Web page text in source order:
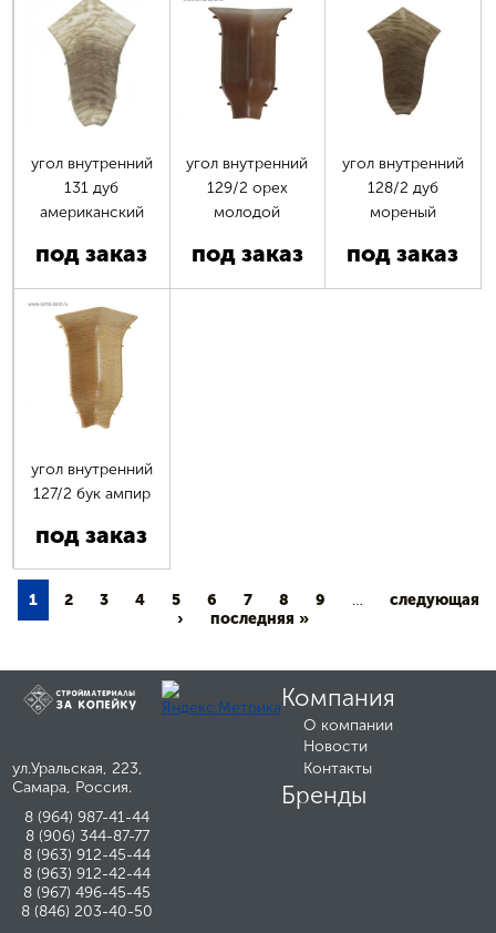
угол внутренний
131 дуб
американский
под заказ
угол внутренний
129/2 орех
молодой
под заказ
угол внутренний
128/2 дуб
мореный
под заказ
угол внутренний
127/2 бук ампир
под заказ
1 2 3 4 5 6 7 8 9 …
следующая
›
последняя »
ул.Уральская, 223,
Самара, Россия.
8 (964) 987-41-44
8 (906) 344-87-77
8 (963) 912-45-44
8 (963) 912-42-44
8 (967) 496-45-45
8 (846) 203-40-50
Компания
О компании
Новости
Контакты
Бренды